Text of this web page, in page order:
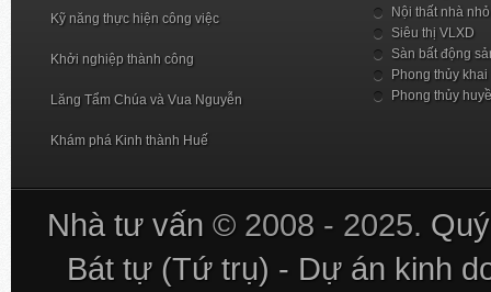
Kỹ năng thực hiện công việc
Khởi nghiệp thành công
Lăng Tẩm Chúa và Vua Nguyễn
Khám phá Kinh thành Huế
Nội thất nhà nhỏ
Siêu thị VLXD
Sàn bất động
Phong thủy khai
Phong thủy
Nhà tư vấn © 2008 - 2025.
Bát tự (Tứ trụ) - Dự án kinh